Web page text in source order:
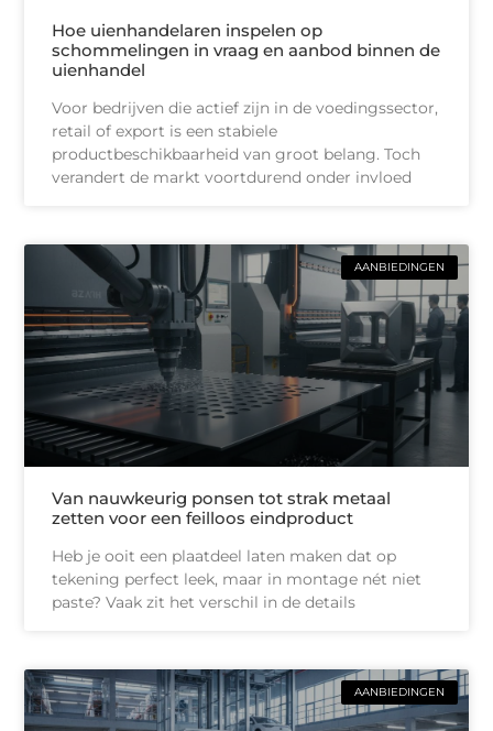
Hoe uienhandelaren inspelen op
schommelingen in vraag en aanbod binnen de
uienhandel
Voor bedrijven die actief zijn in de voedingssector,
retail of export is een stabiele
productbeschikbaarheid van groot belang. Toch
verandert de markt voortdurend onder invloed
AANBIEDINGEN
Van nauwkeurig ponsen tot strak metaal
zetten voor een feilloos eindproduct
Heb je ooit een plaatdeel laten maken dat op
tekening perfect leek, maar in montage nét niet
paste? Vaak zit het verschil in de details
AANBIEDINGEN